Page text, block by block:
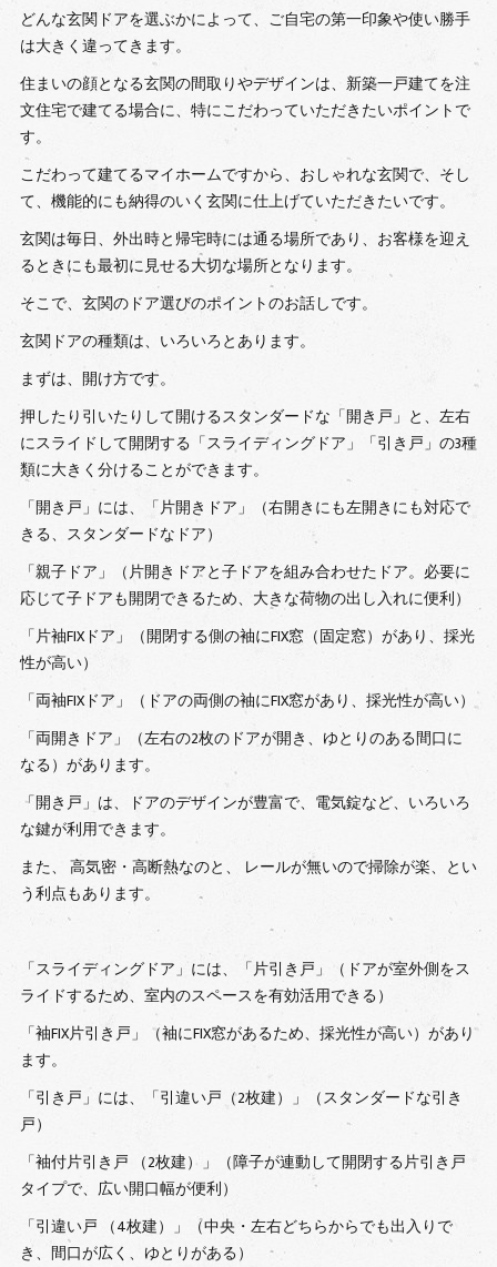
どんな玄関ドアを選ぶかによって、ご自宅の第一印象や使い勝手
は大きく違ってきます。
住まいの顔となる玄関の間取りやデザインは、新築一戸建てを注
文住宅で建てる場合に、特にこだわっていただきたいポイントで
す。
こだわって建てるマイホームですから、おしゃれな玄関で、そし
て、機能的にも納得のいく玄関に仕上げていただきたいです。
玄関は毎日、外出時と帰宅時には通る場所であり、お客様を迎え
るときにも最初に見せる大切な場所となります。
そこで、玄関のドア選びのポイントのお話しです。
玄関ドアの種類は、いろいろとあります。
まずは、開け方です。
押したり引いたりして開けるスタンダードな「開き戸」と、左右
にスライドして開閉する「スライディングドア」「引き戸」の3種
類に大きく分けることができます。
「開き戸」には、「片開きドア」（右開きにも左開きにも対応で
きる、スタンダードなドア）
「親子ドア」（片開きドアと子ドアを組み合わせたドア。必要に
応じて子ドアも開閉できるため、大きな荷物の出し入れに便利）
「片袖FIXドア」（開閉する側の袖にFIX窓（固定窓）があり、採光
性が高い）
「両袖FIXドア」（ドアの両側の袖にFIX窓があり、採光性が高い）
「両開きドア」（左右の2枚のドアが開き、ゆとりのある間口に
なる）があります。
「開き戸」は、ドアのデザインが豊富で、電気錠など、いろいろ
な鍵が利用できます。
また、 高気密・高断熱なのと、 レールが無いので掃除が楽、とい
う利点もあります。
「スライディングドア」には、「片引き戸」（ドアが室外側をス
ライドするため、室内のスペースを有効活用できる）
「袖FIX片引き戸」（袖にFIX窓があるため、採光性が高い）があり
ます。
「引き戸」には、「引違い戸（2枚建）」（スタンダードな引き
戸）
「袖付片引き戸 （2枚建）」（障子が連動して開閉する片引き戸
タイプで、広い開口幅が便利）
「引違い戸 （4枚建）」（中央・左右どちらからでも出入りで
き、間口が広く、ゆとりがある）